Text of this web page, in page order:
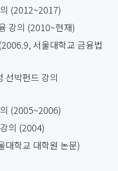
(2012~2017)
강의 (2010~현재)
서울대학교 금융법
선박펀드 강의
(2005~2006)
의 (2004)
학교 대학원 논문)